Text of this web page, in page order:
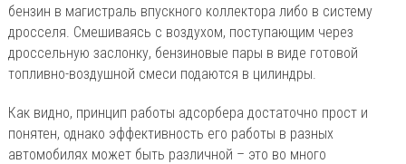
бензин в магистраль впускного коллектора либо в систему
дросселя. Смешиваясь с воздухом, поступающим через
дроссельную заслонку, бензиновые пары в виде готовой
топливно-воздушной смеси подаются в цилиндры.
Как видно, принцип работы адсорбера достаточно прост и
понятен, однако эффективность его работы в разных
автомобилях может быть различной – это во много